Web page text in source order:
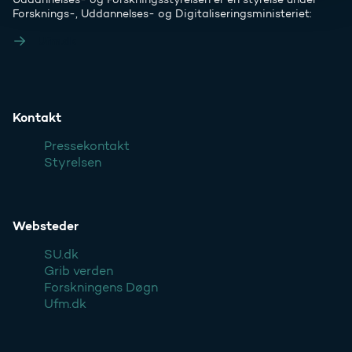
Forsknings-, Uddannelses- og Digitaliseringsministeriet:
Kontakt
Pressekontakt
Styrelsen
Websteder
SU.dk
Grib verden
Forskningens Døgn
Ufm.dk